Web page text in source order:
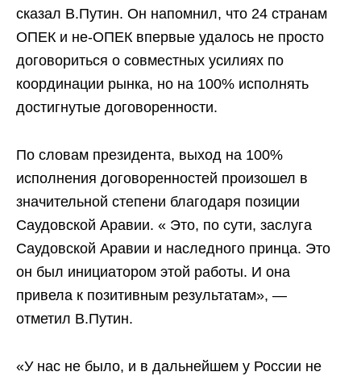
сказал В.Путин. Он напомнил, что 24 странам
ОПЕК и не-ОПЕК впервые удалось не просто
договориться о совместных усилиях по
координации рынка, но на 100% исполнять
достигнутые договоренности.
По словам президента, выход на 100%
исполнения договоренностей произошел в
значительной степени благодаря позиции
Саудовской Аравии. « Это, по сути, заслуга
Саудовской Аравии и наследного принца. Это
он был инициатором этой работы. И она
привела к позитивным результатам», —
отметил В.Путин.
«У нас не было, и в дальнейшем у России не